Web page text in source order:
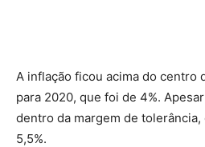
A inflação ficou acima do centro
para 2020, que foi de 4%.
dentro da margem de tolerância,
5,5%.